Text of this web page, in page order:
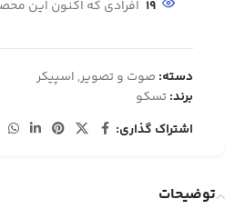
19 افرادی که اکنون این
دسته: صوت و تصویر, اسپیکر
برند:تسکو
اشتراک گذاری:
توضیحات